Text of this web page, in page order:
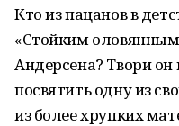
Кто из пацанов в
«Стойким
Андерсена? Твори
посвятить одну из
из более хрупких